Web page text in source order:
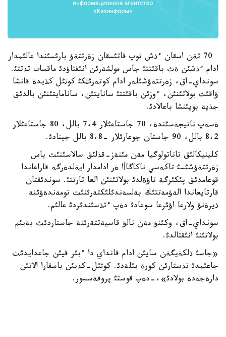
70 تةن اسقان ءذش توپ قاتئسقان زةرتتةؤ بارئسئندا عالئمدار
ادام ءذشئن ةث باقئتتئ جاس مولشةرئن انئقتاؤدئ ماقسات تذتتئ.
سونداي-اق، زةرتتةؤشئلةر ادام كوتةرئثكئ كوثئل كذيدة قانشا
ؤاقئت بولاتئنئن، ءوزئن باقئتتئ سانايتئن، سانامايتئنئن بالدئق
جذية بويئنشا باعالادئ.
ةسةپ ناتيجةسئندة، 70 جاستاعئلار 7،4 بالل، 80 جاستاعئلار
8،2 بالل، 90 جاستان جوعارئلار -8،8 بالل جينادئ.
كلينيكالئق تاناتولوگيا مةن مئنةز-قذلئق سالاسئنئث باس
زةرتتةؤشئسئ تاكةسي ناكاگاأا ةر ادامدار ايةلدةرگة قاراعاندا
قوعامدئق پئكئرگة تاؤةلدئ بولاتئنئن العا تارتتئ. سوندئقتان
قارتايعاندا الةؤمةتتئك بةلسةندئلئكتةرئنئث تومةندةؤئنة
ذيرةنؤ ولارعا اؤئرعا سوعادئ دةپ ءتذسئندئردئ عالئم.
سونداي-اق، وكئنؤ مةن نالؤ قاسيةتتةرئنة جاستاردئث بةيئم
بولاتئنئ انئقتالدئ.
«جاسئ ذلكةيگةن سايئن ادام قانداي دا ءبئر قيئن جاعدايدئث
جاعئمدئ تذستارئن كورة بئلةدئ. كوثئل-كذيئن باسقارا الاتئن
دارةجةدة بولادئ»،-دةپ قوستئ پروفةسسور.